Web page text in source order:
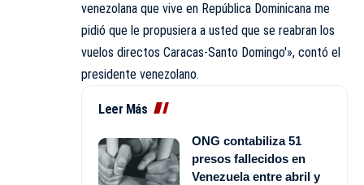
venezolana que vive en República Dominicana me
pidió que le propusiera a usted que se reabran los
vuelos directos Caracas-Santo Domingo'», contó el
presidente venezolano.
Leer Más
ONG contabiliza 51
presos fallecidos en
Venezuela entre abril y